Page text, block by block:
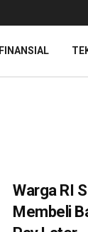
FINANSIAL
Warga RI
Membeli